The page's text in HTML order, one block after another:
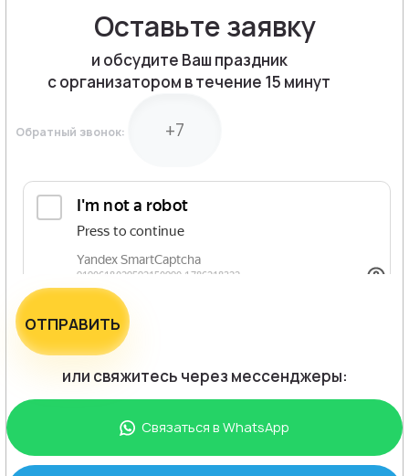
Оставьте заявку
и обсудите Ваш праздник
с организатором в течение 15 минут
Обратный звонок:
ОТПРАВИТЬ
или свяжитесь через мессенджеры:
Связаться вWhatsApp